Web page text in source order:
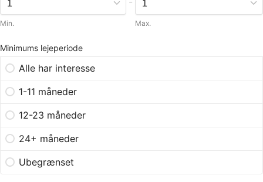
Min. Max.
Minimums lejeperiode
Alle har interesse
1-11 måneder
12-23 måneder
24+ måneder
Ubegrænset